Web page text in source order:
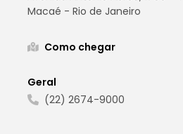
Macaé - Rio de Janeiro
Como chegar
Geral
(22) 2674-9000